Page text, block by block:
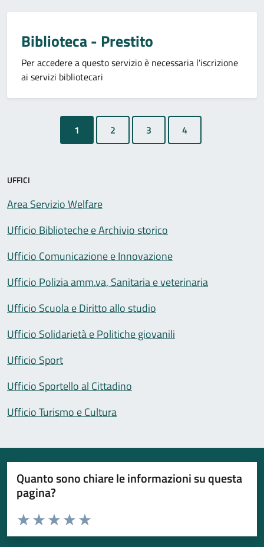
Biblioteca - Prestito
Per accedere a questo servizio è necessaria l'iscrizione
ai servizi bibliotecari
1
UFFICI
Area Servizio Welfare
Ufficio Biblioteche e Archivio storico
Ufficio Comunicazione e Innovazione
Ufficio Polizia amm.va, Sanitaria e veterinaria
Ufficio Scuola e Diritto allo studio
Ufficio Solidarietà e Politiche giovanili
Ufficio Sport
Ufficio Sportello al Cittadino
Ufficio Turismo e Cultura
Quanto sono chiare le informazioni su questa
pagina?
Valuta da 1 a 5 stelle la pagina
Valuta 5 stelle su 5
Valuta 4 stelle su 5
Valuta 3 stelle su 5
Valuta 2 stelle su 5
Valuta 1 stelle su 5